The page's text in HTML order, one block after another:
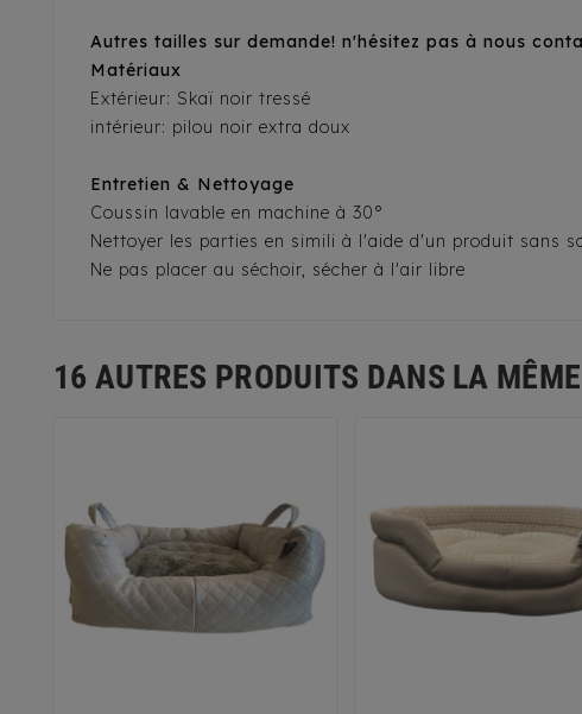
Autres tailles sur demande! n'hésitez pas à nous
Matériaux
Extérieur: Skaï noir tressé
intérieur: pilou noir extra doux
Entretien & Nettoyage
Coussin lavable en machine à 30°
Nettoyer les parties en simili à l'aide d'un produit sans
Ne pas placer au séchoir, sécher à l'air libre
16 AUTRES PRODUITS DANS LA